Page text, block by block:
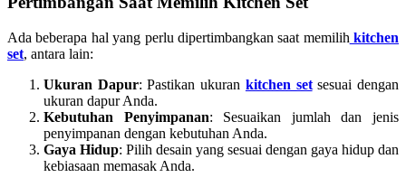
Ada beberapa hal yang perlu dipertimbangkan saat memilih kitchen
set, antara lain:
Ukuran Dapur: Pastikan ukuran kitchen setsesuai dengan
ukuran dapur Anda.
Kebutuhan Penyimpanan: Sesuaikan jumlah dan jenis
penyimpanan dengan kebutuhan Anda.
Gaya Hidup: Pilih desain yang sesuai dengan gaya hidup dan
kebiasaan memasak Anda.